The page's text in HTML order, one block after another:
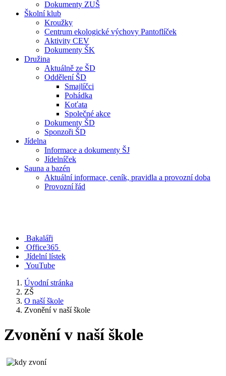
Dokumenty ZUŠ
Školní klub
Kroužky
Centrum ekologické výchovy Pantoflíček
Aktivity CEV
Dokumenty ŠK
Družina
Aktuálně ze ŠD
Oddělení ŠD
Smajlíčci
Pohádka
Koťata
Společné akce
Dokumenty ŠD
Sponzoři ŠD
Jídelna
Informace a dokumenty ŠJ
Jídelníček
Sauna a bazén
Aktuální informace, ceník, pravidla a provozní doba
Provozní řád
Bakaláři
Office365
Jídelní lístek
YouTube
Úvodní stránka
ZŠ
O naší škole
Zvonění v naší škole
Zvonění v naší škole